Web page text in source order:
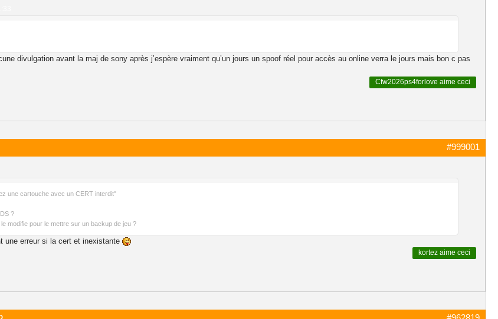
divulgation avant la maj de sony après j’espère vraiment qu’un jours un spoof réel pour accès au online verra le jours mais bon c pas
Cfw2026ps4forlove aime ceci
#999001
une cartouche avec un CERT interdit"
?
modifie pour le mettre sur un backup de jeu ?
une erreur si la cert et inexistante
kortez aime ceci